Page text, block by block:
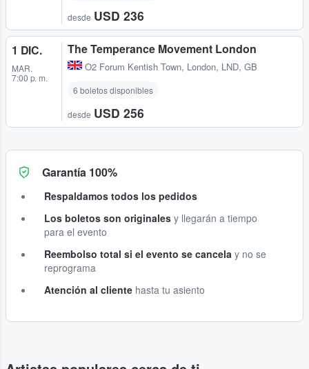
desde USD 236
1 DIC.
MAR.
7:00 p. m.
The Temperance Movement London
O2 Forum Kentish Town, London, LND, GB
6 boletos disponibles
desde USD 256
Garantía 100%
Respaldamos todos los pedidos
Los boletos son originales y llegarán a tiempo
para el evento
Reembolso total si el evento se cancela y no se
reprograma
Atención al cliente hasta tu asiento